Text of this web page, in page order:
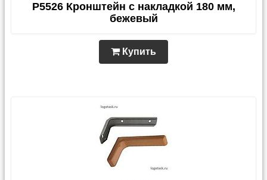
P5526 Кронштейн с накладкой 180 мм,
бежевый
Купить